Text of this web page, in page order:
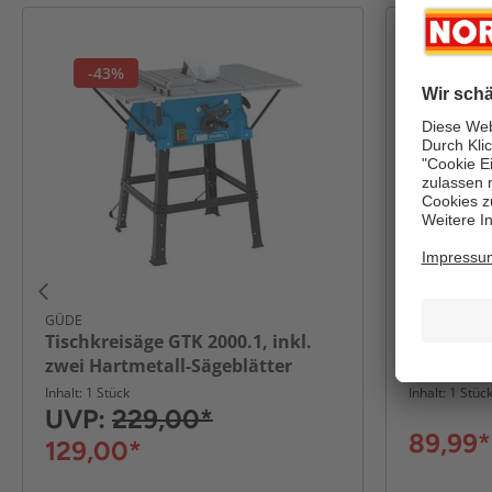
-43%
GÜDE
Tischkreisäge GTK 2000.1, inkl.
zwei Hartmetall-Sägeblätter
Inhalt: 1 Stück
UVP: 229,00*
129,00*
Inhalt: 1 Stück
89,99*